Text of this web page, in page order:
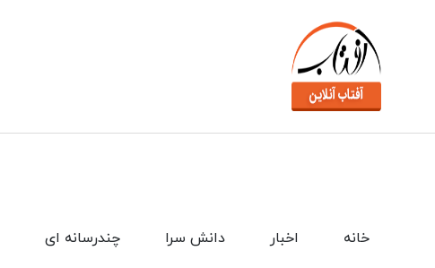
چندرسانه ای دانش سرا اخبار خانه